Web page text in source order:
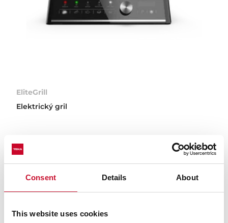
Consent Details About
This website uses cookies
EliteGrill
Elektrický gril